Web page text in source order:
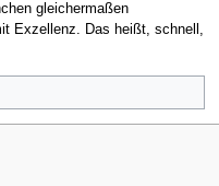
gleichermaßen
Exzellenz. Das heißt, schnell,